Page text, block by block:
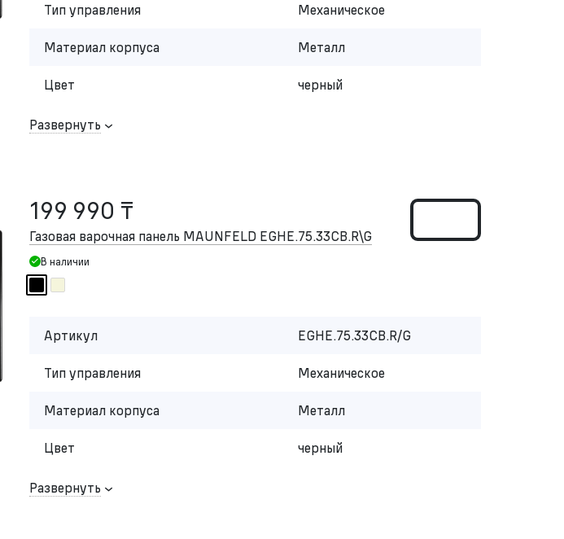
Тип управления Механическое
Материал корпуса Металл
Цвет черный
Развернуть
199 990 ₸
Газовая варочная панель MAUNFELD EGHE.75.33CB.R\G
В наличии
Артикул EGHE.75.33CB.R/G
Тип управления Механическое
Материал корпуса Металл
Цвет черный
Развернуть